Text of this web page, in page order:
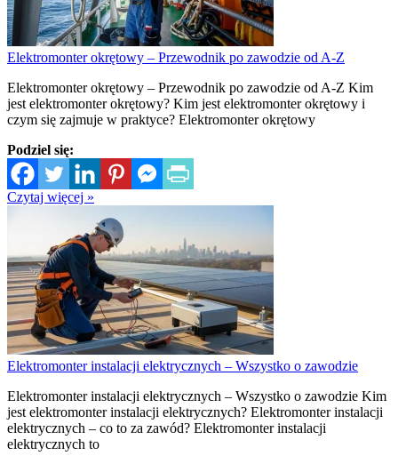
Elektromonter okrętowy – Przewodnik po zawodzie od A-Z
Elektromonter okrętowy – Przewodnik po zawodzie od A-Z Kim
jest elektromonter okrętowy? Kim jest elektromonter okrętowy i
czym się zajmuje w praktyce? Elektromonter okrętowy
Podziel się:
Czytaj więcej »
Elektromonter instalacji elektrycznych – Wszystko o zawodzie
Elektromonter instalacji elektrycznych – Wszystko o zawodzie Kim
jest elektromonter instalacji elektrycznych? Elektromonter instalacji
elektrycznych – co to za zawód? Elektromonter instalacji
elektrycznych to